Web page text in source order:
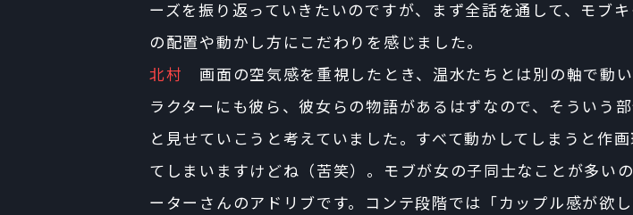
ーズを振り返っていきたいのですが、まず全話を通して、モブキ
の配置や動かし方にこだわりを感じました。
北村
画面の空気感を重視したとき、温水たちとは別の軸で動
ラクターにも彼ら、彼女らの物語があるはずなので、そういう
と見せていこうと考えていました。すべて動かしてしまうと作
てしまいますけどね（苦笑）。モブが女の子同士なことが多い
ーターさんのアドリブです。コンテ段階では「カップル感が欲